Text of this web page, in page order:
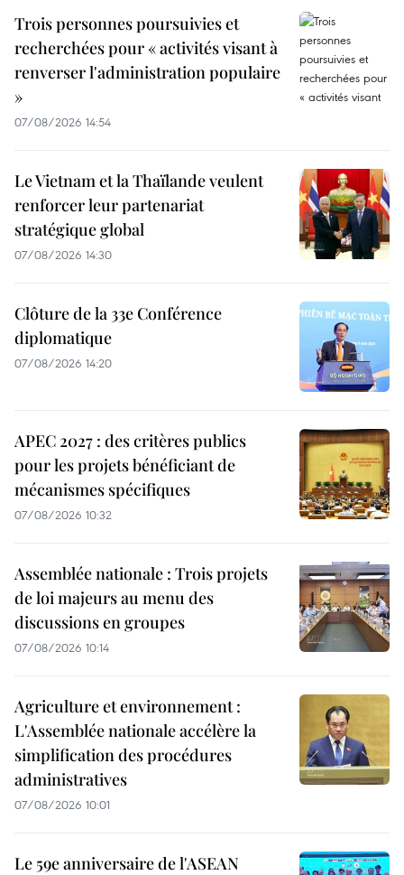
Trois personnes poursuivies et
recherchées pour « activités visant à
renverser l'administration populaire
»
07/08/2026 14:54
Le Vietnam et la Thaïlande veulent
renforcer leur partenariat
stratégique global
07/08/2026 14:30
Clôture de la 33e Conférence
diplomatique
07/08/2026 14:20
APEC 2027 : des critères publics
pour les projets bénéficiant de
mécanismes spécifiques
07/08/2026 10:32
Assemblée nationale : Trois projets
de loi majeurs au menu des
discussions en groupes
07/08/2026 10:14
Agriculture et environnement :
L'Assemblée nationale accélère la
simplification des procédures
administratives
07/08/2026 10:01
Le 59e anniversaire de l'ASEAN